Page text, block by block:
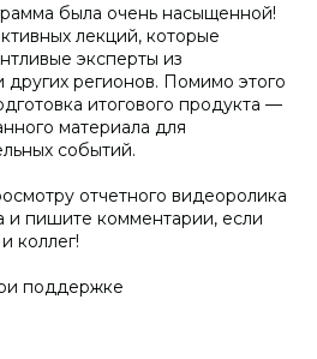
была очень насыщенной!
лекций, которые
эксперты из
других регионов. Помимо этого
итогового продукта —
материала для
событий.
отчетного видеоролика
и пишите комментарии, если
коллег!
поддержке